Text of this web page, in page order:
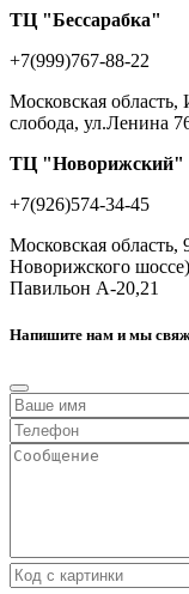
ТЦ "Бессарабка"
+7(999)767-88-22
Московская
слобода, ул.Ленина
ТЦ "Новорижский"
+7(926)574-34-45
Московская
Новорижского
Павильон А-20,21
Напишите нам и мы